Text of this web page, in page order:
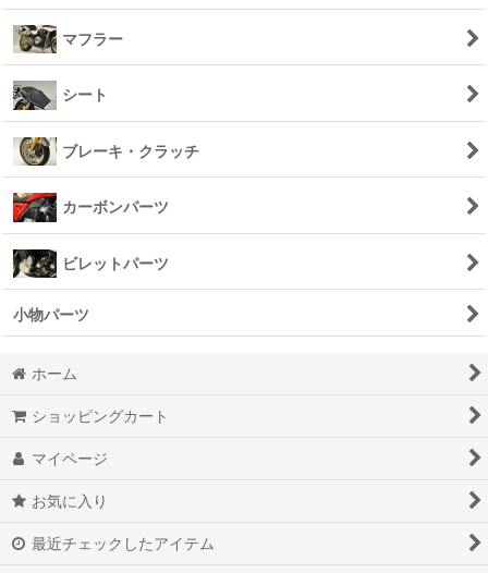
マフラー
シート
ブレーキ・クラッチ
カーボンパーツ
ビレットパーツ
小物パーツ
ホーム
ショッピングカート
マイページ
お気に入り
最近チェックしたアイテム